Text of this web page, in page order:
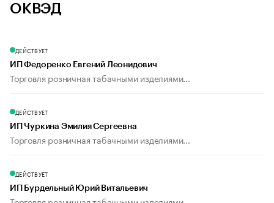
ОКВЭД
ДЕЙСТВУЕТ
ИП Федоренко Евгений Леонидович
Торговля розничная табачными изделиями...
ДЕЙСТВУЕТ
ИП Чуркина Эмилия Сергеевна
Торговля розничная табачными изделиями...
ДЕЙСТВУЕТ
ИП Бурдельный Юрий Витальевич